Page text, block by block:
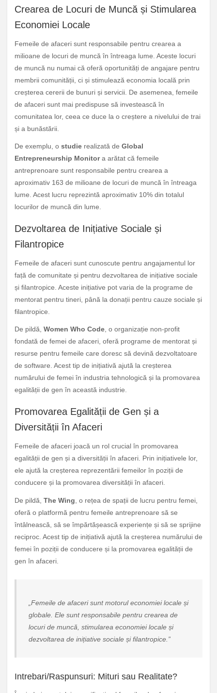
Crearea de Locuri de Muncă și Stimularea
Economiei Locale
Femeile de afaceri sunt responsabile pentru crearea a
milioane de locuri de muncă în întreaga lume. Aceste locuri
de muncă nu numai că oferă oportunități de angajare pentru
membrii comunității, ci și stimulează economia locală prin
creșterea cererii de bunuri și servicii. De asemenea, femeile
de afaceri sunt mai predispuse să investească în
comunitatea lor, ceea ce duce la o creștere a nivelului de trai
și a bunăstării.
De exemplu, o studie realizată de Global
Entrepreneurship Monitora arătat că femeile
antreprenoare sunt responsabile pentru crearea a
aproximativ 163 de milioane de locuri de muncă în întreaga
lume. Acest lucru reprezintă aproximativ 10% din totalul
locurilor de muncă din lume.
Dezvoltarea de Inițiative Sociale și
Filantropice
Femeile de afaceri sunt cunoscute pentru angajamentul lor
față de comunitate și pentru dezvoltarea de inițiative sociale
și filantropice. Aceste inițiative pot varia de la programe de
mentorat pentru tineri, până la donații pentru cauze sociale și
filantropice.
De pildă, Women Who Code, o organizație non-profit
fondată de femei de afaceri, oferă programe de mentorat și
resurse pentru femeile care doresc să devină dezvoltatoare
de software. Acest tip de inițiativă ajută la creșterea
numărului de femei în industria tehnologică și la promovarea
egalității de gen în această industrie.
Promovarea Egalității de Gen și a
Diversității în Afaceri
Femeile de afaceri joacă un rol crucial în promovarea
egalității de gen și a diversității în afaceri. Prin inițiativele lor,
ele ajută la creșterea reprezentării femeilor în poziții de
conducere și la promovarea diversității în afaceri.
De pildă, The Wing , o rețea de spații de lucru pentru femei,
oferă o platformă pentru femeile antreprenoare să se
întâlnească, să se împărtășească experiențe și să se sprijine
reciproc. Acest tip de inițiativă ajută la creșterea numărului de
femei în poziții de conducere și la promovarea egalității de
gen în afaceri.
„Femeile de afaceri sunt motorul economiei locale și
globale. Ele sunt responsabile pentru crearea de
locuri de muncă, stimularea economiei locale și
dezvoltarea de inițiative sociale și filantropice.”
Intrebari/Raspunsuri: Mituri sau Realitate?